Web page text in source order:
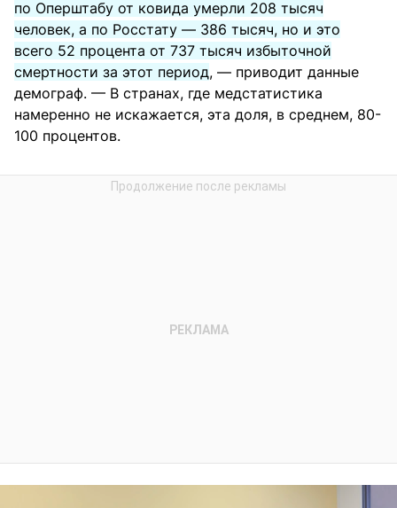
по Оперштабу от ковида умерли 208 тысяч
человек, а по Росстату — 386 тысяч, но и это
всего 52 процента от 737 тысяч избыточной
смертности за этот период, — приводит данные
демограф. — В странах, где медстатистика
намеренно не искажается, эта доля, в среднем, 80-
100 процентов.